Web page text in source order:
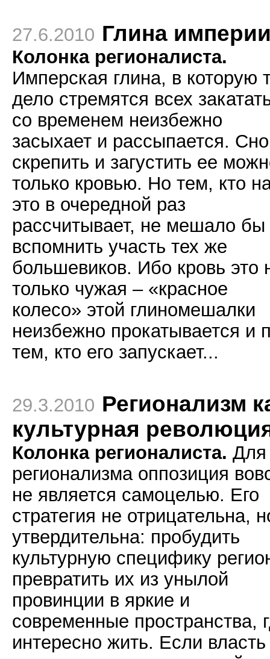
27.6.2010 Глина
Колонка регионалиста.
Имперская глина, в которую
дело стремятся всех
со временем неизбежно
засыхает и рассыпается.
скрепить и загустить ее
только кровью. Но тем, кто
это в очередной раз
рассчитывает, не мешало бы
вспомнить участь тех же
большевиков. Ибо кровь это
только чужая – «красное
колесо» этой глиномешалки
неизбежно прокатывается и
тем, кто его запускает...
29.3.2010 Регионализм
культурная
Колонка регионалиста. Для
регионализма оппозиция
не является самоцелью. Его
стратегия не отрицательна,
утвердительна: пробудить
культурную специфику
превратить их из унылой
провинции в яркие и
современные пространства,
интересно жить. Если власть